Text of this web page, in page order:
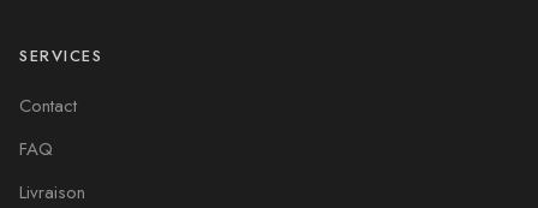
SERVICES
Contact
FAQ
Livraison